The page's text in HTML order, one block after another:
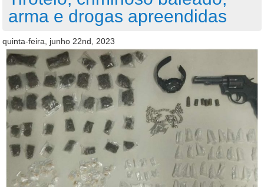
arma e drogas apreendidas
quinta-feira, junho 22nd, 2023